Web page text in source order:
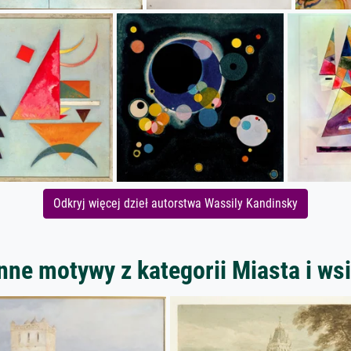
Odkryj więcej dzieł autorstwa Wassily Kandinsky
motywy z kategorii Miasta i